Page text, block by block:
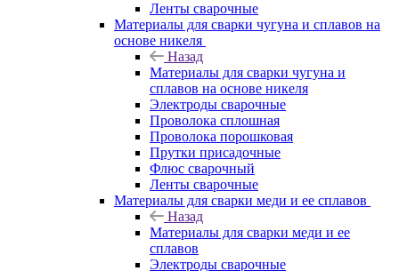
Ленты сварочные
Материалы для сварки чугуна и сплавов на
основе никеля
Назад
Материалы для сварки чугуна и
сплавов на основе никеля
Электроды сварочные
Проволока сплошная
Проволока порошковая
Прутки присадочные
Флюс сварочный
Ленты сварочные
Материалы для сварки меди и ее сплавов
Назад
Материалы для сварки меди и ее
сплавов
Электроды сварочные